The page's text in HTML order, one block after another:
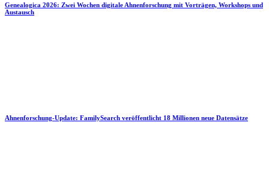
Genealogica 2026: Zwei Wochen digitale Ahnenforschung mit Vorträgen, Workshops und
Austausch
Ahnenforschung-Update: FamilySearch veröffentlicht 18 Millionen neue Datensätze